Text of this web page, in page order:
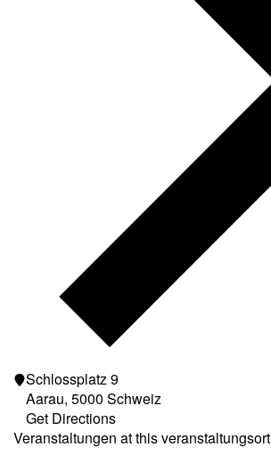
Schlossplatz 9
Aarau, 5000 Schweiz
Get Directions
Veranstaltungen at this veranstaltungsort